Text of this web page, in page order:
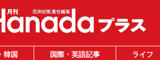
韓国 国際・英語記事 ライフ